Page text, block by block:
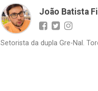
João Batista
Setorista da dupla Gre-Nal.